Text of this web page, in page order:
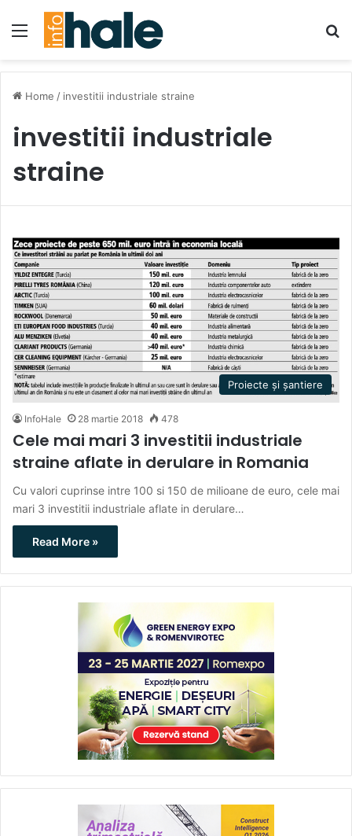
Menu
Home / investitii industriale straine
investitii industriale
straine
Proiecte și șantiere
InfoHale 28 martie 2018 478
Cele mai mari 3 investitii industriale
straine aflate in derulare in Romania
Cu valori cuprinse intre 100 si 150 de milioane de euro, cele mai
mari 3 investitii industriale aflate in derulare…
Read More »